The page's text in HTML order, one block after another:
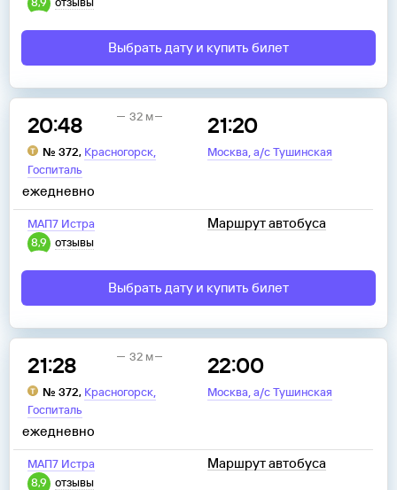
Выбрать дату и купить билет
20:48
№ 372, Красногорск,
Госпиталь
21:20
Москва,а/с Тушинская
32 м
МАП7 Истра
8,9
отзывы
ежедневно
Маршрут автобуса
Выбрать дату и купить билет
21:28
№ 372, Красногорск,
Госпиталь
22:00
Москва,а/с Тушинская
32 м
МАП7 Истра
8,9
отзывы
ежедневно
Маршрут автобуса